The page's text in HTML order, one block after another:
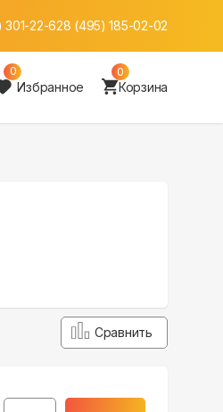
22-628 (495) 185-02-02
0
Избранное
0
Корзина
Сравнить